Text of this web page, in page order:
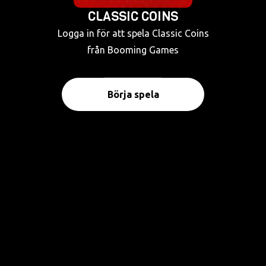
CLASSIC COINS
Logga in för att spela Classic Coins
från Booming Games
Börja spela